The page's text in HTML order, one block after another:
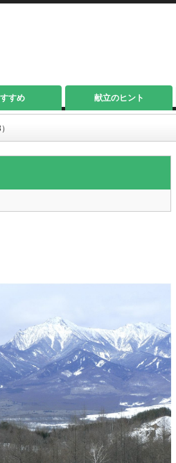
すめ 献立のヒント